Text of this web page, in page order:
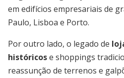
em edifícios empresariais de
Paulo, Lisboa e Porto.
Por outro lado, o legado de
históricose shoppings
reassunção de terrenos e